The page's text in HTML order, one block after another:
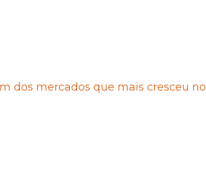
dos mercados que mais cresceu no